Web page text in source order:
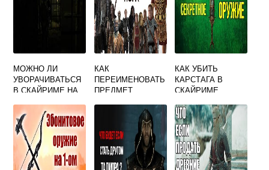
МОЖНО ЛИ
УВОРАЧИВАТЬСЯ
В СКАЙРИМЕ НА
КАК
ПЕРЕИМЕНОВАТЬ
ПРЕДМЕТ
КАК УБИТЬ
КАРСТАГА В
СКАЙРИМЕ